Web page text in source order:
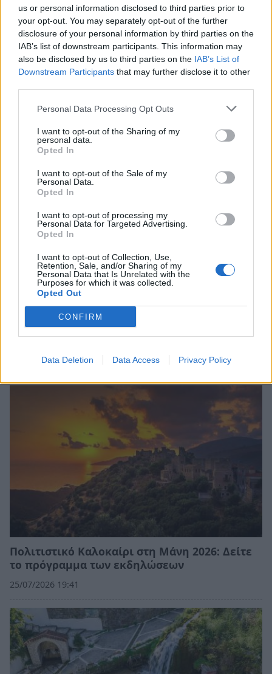
us or personal information disclosed to third parties prior to
your opt-out. You may separately opt-out of the further
disclosure of your personal information by third parties on the
IAB’s list of downstream participants. This information may
also be disclosed by us to third parties on the IAB’s List of
Downstream Participants that may further disclose it to other
Personal Data Processing Opt Outs
I want to opt-out of the Sharing of my
personal data.
Opted In
I want to opt-out of the Sale of my
Personal Data.
Opted In
I want to opt-out of processing my
Personal Data for Targeted Advertising.
Opted In
I want to opt-out of Collection, Use,
Retention, Sale, and/or Sharing of my
Personal Data that Is Unrelated with the
Purposes for which it was collected.
Opted Out
CONFIRM
Data Deletion Data Access Privacy Policy
προστασίας και ανάδειξης μνημείων
05/08/2026 19:22
01/08/2026 19:00
Πολιτιστικό Καλοκαίρι στη Μάνη 2026: Δείτε
το πρόγραμμα των εκδηλώσεων
25/07/2026 19:41